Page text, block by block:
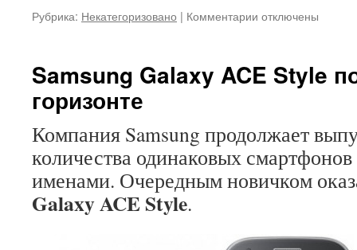
Рубрика: Некатегоризовано | Комментарии к
телефон
Nokia
MWC
отключены
Samsung Galaxy ACE Style
горизонте
Компания Samsung продолжает
количества одинаковых
именами. Очередным новичком
Galaxy ACE Style.